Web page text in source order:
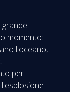
momento:
l'oceano,
per